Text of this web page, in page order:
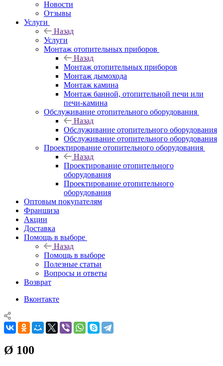
Новости
Отзывы
Услуги
Назад
Услуги
Монтаж отопительных приборов
Назад
Монтаж отопительных приборов
Монтаж дымохода
Монтаж камина
Монтаж банной, отопительной печи или
печи-камина
Обслуживание отопительного оборудования
Назад
Обслуживание отопительного оборудования
Обслуживание отопительного оборудования
Проектирование отопительного оборудования
Назад
Проектирование отопительного
оборудования
Проектирование отопительного
оборудования
Оптовым покупателям
Франшиза
Акции
Доставка
Помощь в выборе
Назад
Помощь в выборе
Полезные статьи
Вопросы и ответы
Возврат
Вконтакте
Ø 100